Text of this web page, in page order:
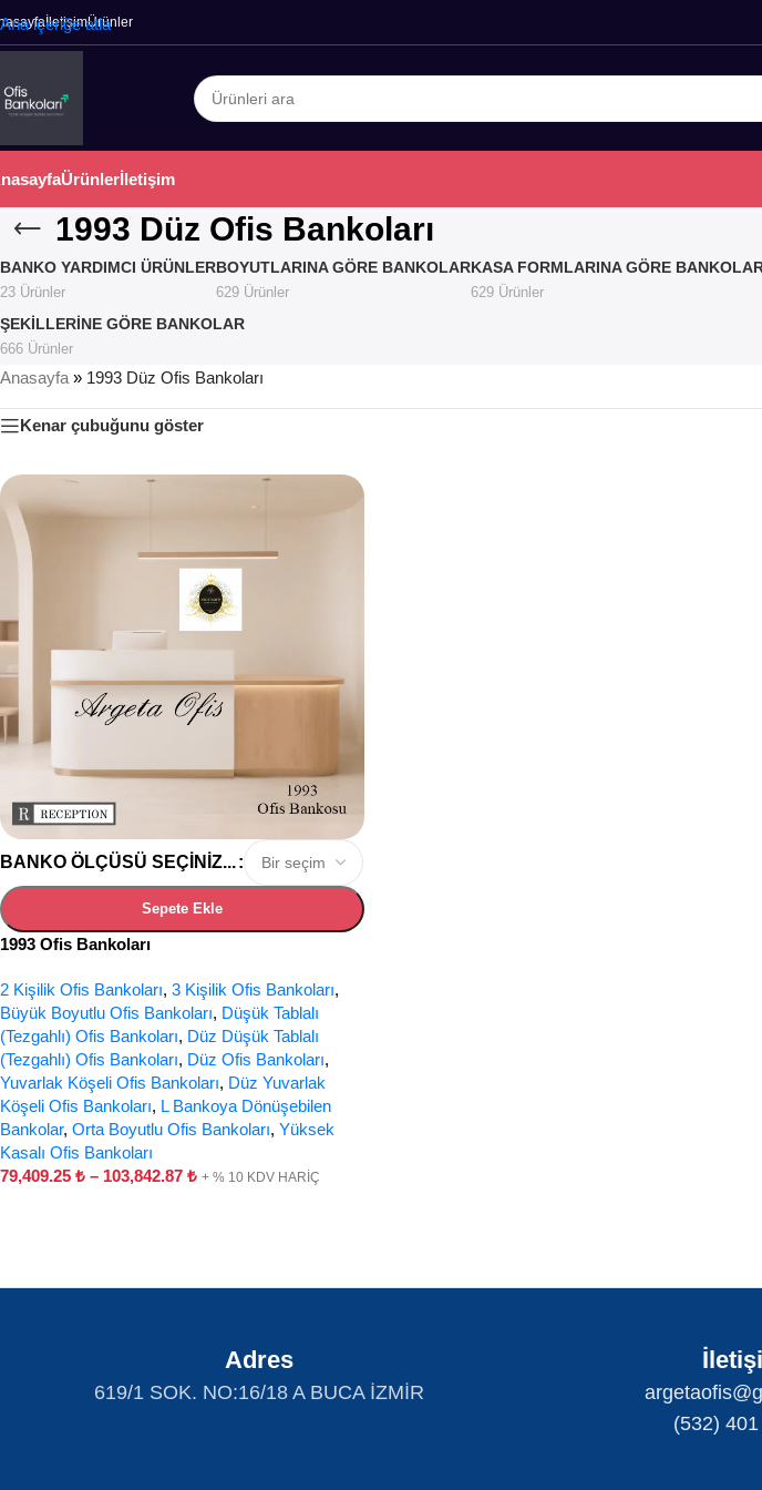
Ana içeriğe atla
İletişimÜrünler
Ürünlerİletişim
1993 Düz Ofis Bankoları
BANKO YARDIMCI ÜRÜNLER
23 Ürünler
BOYUTLARINA GÖRE BANKOLAR
629 Ürünler
KASA FORMLARINA GÖRE
629 Ürünler
ŞEKILLERINE GÖRE BANKOLAR
666 Ürünler
Anasayfa » 1993 Düz Ofis Bankoları
Kenar çubuğunu göster
BANKO ÖLÇÜSÜ SEÇINIZ...
Sepete Ekle
1993 Ofis Bankoları
2 Kişilik Ofis Bankoları, 3 Kişilik Ofis Bankoları,
Büyük Boyutlu Ofis Bankoları, Düşük Tablalı
(Tezgahlı) Ofis Bankoları, Düz Düşük Tablalı
(Tezgahlı) Ofis Bankoları, Düz Ofis Bankoları,
Yuvarlak Köşeli Ofis Bankoları, Düz Yuvarlak
Köşeli Ofis Bankoları, L Bankoya Dönüşebilen
Bankolar, Orta Boyutlu Ofis Bankoları, Yüksek
Kasalı Ofis Bankoları
79,409.25 ₺ – 103,842.87 ₺ + % 10 KDV HARİÇ
Adres
619/1 SOK. NO:16/18 A BUCA İZMİR
(532)